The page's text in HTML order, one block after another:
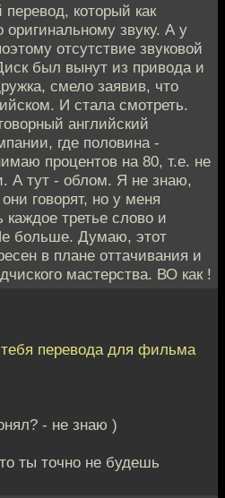
который как
звуку. А у
отсутствие звуковой
был вынут из привода и
смело заявив, что
И стала смотреть.
английский
где половина -
процентов на 80, т.е. не
А тут - облом. Я не знаю,
говорят, но у меня
каждое третье слово и
больше. Думаю, этот
в плане оттачивания и
мастерства. ВО как !
перевода для фильма
- не знаю )
ты точно не будешь